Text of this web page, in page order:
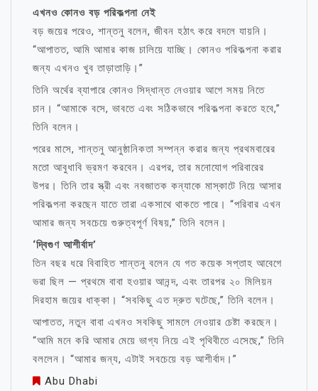
এখনও কোনও বড় পরিকল্পনা নেই
বড় জয়ের পরেও, শান্তনু বলেন, জীবন হঠাৎ করে বদলে যায়নি।
“আপাতত, আমি আমার কাজ চালিয়ে যাচ্ছি। কোনও পরিকল্পনা করার
জন্য এখনও খুব তাড়াতাড়ি।”
তিনি অর্থের ব্যাপারে কোনও সিদ্ধান্ত নেওয়ার আগে সময় নিতে
চান। “আমাকে বসে, ভাবতে এবং সঠিকভাবে পরিকল্পনা করতে হবে,”
তিনি বলেন।
পরের মাসে, শান্তনু আনুষ্ঠানিকতা সম্পন্ন করার জন্য প্রথমবারের
মতো আবুধাবি ভ্রমণ করবেন। এরপর, তার মনোযোগ পরিবারের
উপর। তিনি তার স্ত্রী এবং নবজাতক কন্যাকে মাস্কাটে নিয়ে আসার
পরিকল্পনা করছেন যাতে তারা একসাথে থাকতে পারে। “পরিবার এখন
আমার জন্য সবচেয়ে গুরুত্বপূর্ণ বিষয়,” তিনি বলেন।
‘দ্বিগুণ আশীর্বাদ’
তিন বছর ধরে বিবাহিত শান্তনু বলেন যে গত কয়েক সপ্তাহ আবেগে
ভরা ছিল — প্রথমে বাবা হওয়ার আনন্দ, এবং তারপর ২০ মিলিয়ন
দিরহাম জয়ের ধাক্কা। “সবকিছু এত দ্রুত ঘটেছে,” তিনি বলেন।
আপাতত, নতুন বাবা এখনও সবকিছু সামলে নেওয়ার চেষ্টা করছেন।
“আমি মনে করি আমার মেয়ে ভাগ্য নিয়ে এই পৃথিবীতে এসেছে,” তিনি
বললেন। “আমার জন্য, এটাই সবচেয়ে বড় আশীর্বাদ।”
Abu Dhabi